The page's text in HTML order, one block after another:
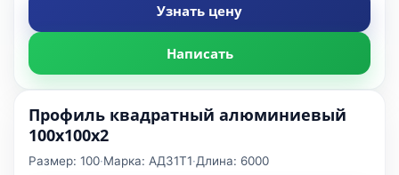
Узнать цену
Написать
Профиль квадратный алюминиевый
100x100x2
Размер: 100·Марка: АД31Т1·Длина: 6000